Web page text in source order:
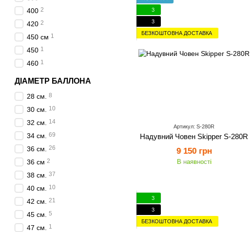
3
3
БЕЗКОШТОВНА ДОСТАВКА
Артикул: S-280R
Надувний Човен Skipper S-280R
9 150 грн
В наявності
3
3
БЕЗКОШТОВНА ДОСТАВКА
400 2
420 2
450 см 1
450 1
460 1
ДІАМЕТР БАЛЛОНА
28 см. 8
30 см. 10
32 см. 14
34 см. 69
36 см. 26
36 см 2
38 см. 37
40 см. 10
42 см. 21
45 см. 5
47 см. 1